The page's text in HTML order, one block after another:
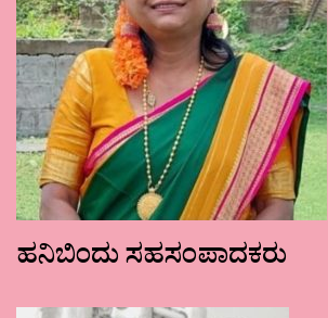
ಹನಿಬಿಂದು ಸಹಸಂಪಾದಕರು